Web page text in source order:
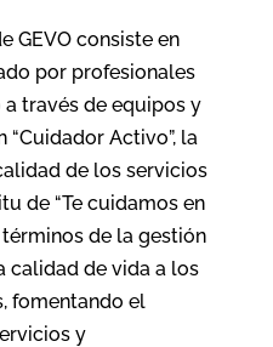
GEVO consiste en
por profesionales
través de equipos y
Activo”, la
de los servicios
de “Te cuidamos en
términos de la gestión
calidad de vida a los
fomentando el
y